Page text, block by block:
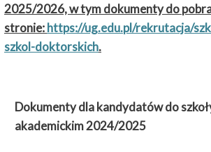
2025/2026, w tym dokumenty do
stronie:https://ug.edu.pl/rekrutacja/
szkol-doktorskich.
Dokumenty dla kandydatów do
akademickim 2024/2025